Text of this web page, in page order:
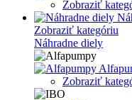
Zobraziť
Zobraziť kategóriu
Náhradne diely
Zobraziť